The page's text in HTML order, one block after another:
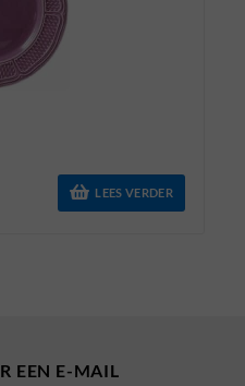
LEES VERDER
EEN E-MAIL